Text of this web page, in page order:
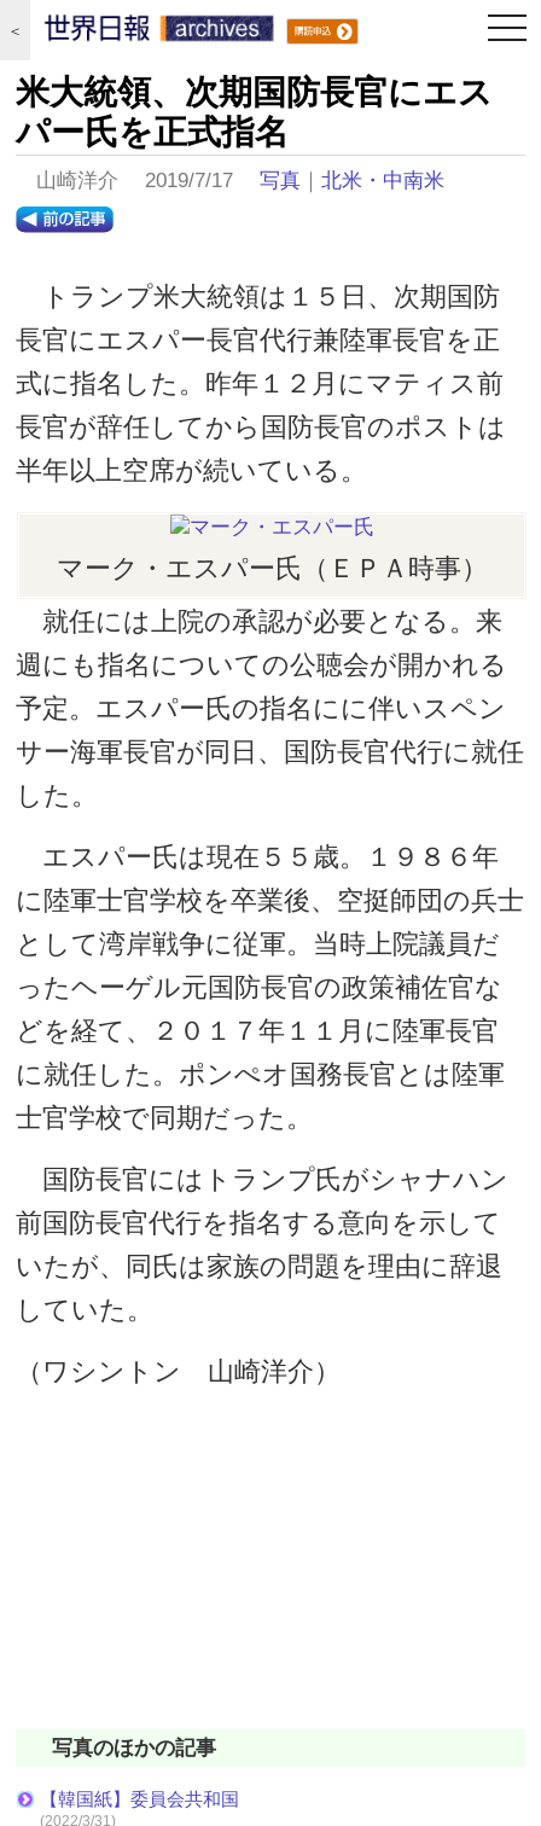
＜
米大統領、次期国防長官にエス
パー氏を正式指名
山崎洋介 2019/7/17写真 ｜北米・中南米
トランプ米大統領は１５日、次期国防
長官にエスパー長官代行兼陸軍長官を正
式に指名した。昨年１２月にマティス前
長官が辞任してから国防長官のポストは
半年以上空席が続いている。
マーク・エスパー氏（ＥＰＡ時事）
就任には上院の承認が必要となる。来
週にも指名についての公聴会が開かれる
予定。エスパー氏の指名にに伴いスペン
サー海軍長官が同日、国防長官代行に就任
した。
エスパー氏は現在５５歳。１９８６年
に陸軍士官学校を卒業後、空挺師団の兵士
として湾岸戦争に従軍。当時上院議員だ
ったヘーゲル元国防長官の政策補佐官な
どを経て、２０１７年１１月に陸軍長官
に就任した。ポンぺオ国務長官とは陸軍
士官学校で同期だった。
国防長官にはトランプ氏がシャナハン
前国防長官代行を指名する意向を示して
いたが、同氏は家族の問題を理由に辞退
していた。
（ワシントン 山崎洋介）
写真のほかの記事
【韓国紙】委員会共和国
(2022/3/31)